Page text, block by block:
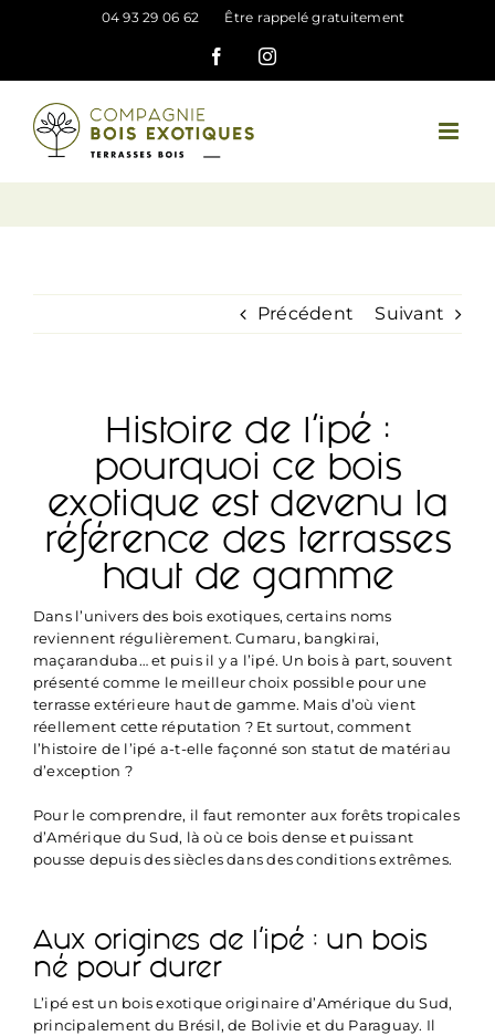
04 93 29 06 62 Être rappelé gratuitement
FacebookInstagram
Précédent Suivant
Histoire de l’ipé :
pourquoi ce bois
exotique est devenu la
référence des terrasses
haut de gamme
Dans l’univers des bois exotiques, certains noms
reviennent régulièrement. Cumaru, bangkirai,
maçaranduba… et puis il y a l’ipé. Un bois à part, souvent
présenté comme le meilleur choix possible pour une
terrasse extérieure haut de gamme. Mais d’où vient
réellement cette réputation ? Et surtout, comment
l’histoire de l’ipé a-t-elle façonné son statut de matériau
d’exception ?
Pour le comprendre, il faut remonter aux forêts tropicales
d’Amérique du Sud, là où ce bois dense et puissant
pousse depuis des siècles dans des conditions extrêmes.
Aux origines de l’ipé : un bois
né pour durer
L’ipéest un bois exotique originaire d’Amérique du Sud,
principalement du Brésil, de Bolivie et du Paraguay. Il